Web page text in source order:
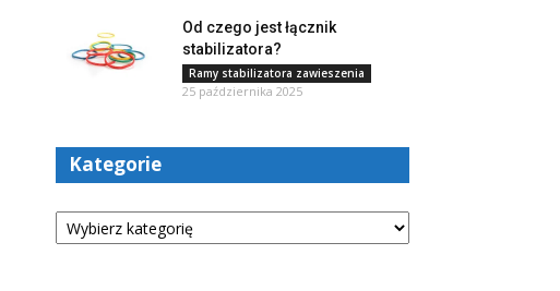
Od czego jest łącznik
stabilizatora?
Ramy stabilizatora zawieszenia
25 października 2025
Kategorie
Kategorie